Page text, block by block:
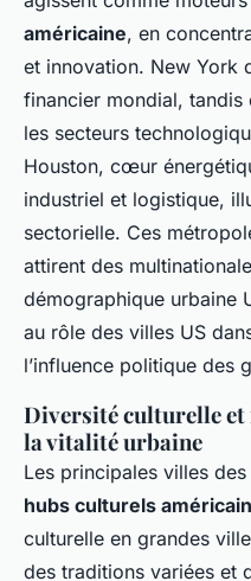
américaine, en
et innovation. New York
financier mondial, tandis
les secteurs
Houston, cœur
industriel et logistique,
sectorielle. Ces
attirent des
démographique urbaine
au rôle des villes US
l’influence politique des
Diversité culturelle
la vitalité urbaine
Les principales villes
hubs culturels
culturelle en grandes
des traditions variées et